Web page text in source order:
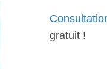
gratuit !